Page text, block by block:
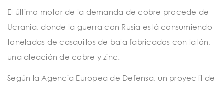
El último motor de la demanda de cobre procede de
Ucrania, donde la guerra con Rusia está consumiendo
toneladas de casquillos de bala fabricados con latón,
una aleación de cobre y zinc.
Según la Agencia Europea de Defensa, un proyectil de